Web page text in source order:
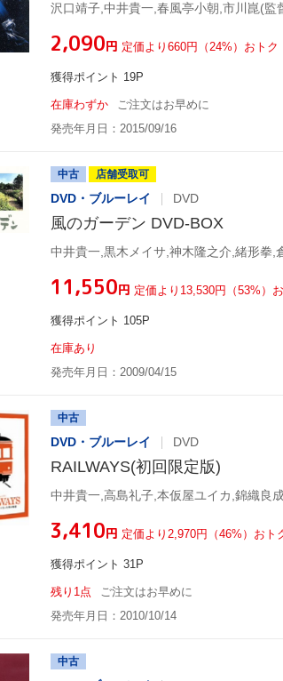
沢口靖子,中井貴一,春風亭小朝,市川崑(監
¥2,090円 定価より660円（24%）おトク
獲得ポイント 19P
在庫わずか
ご注文はお早めに
発売年月日：2015/09/16
中古 店舗受取可
DVD・ブルーレイ DVD
風のガーデン DVD-BOX
中井貴一,黒木メイサ,神木隆之介,緒形拳,
¥11,550円 定価より13,530円（53%）
獲得ポイント 105P
在庫あり
発売年月日：2009/04/15
中古
DVD・ブルーレイ DVD
RAILWAYS(初回限定版)
中井貴一,高島礼子,本仮屋ユイカ,錦織良
¥3,410円 定価より2,970円（46%）おト
獲得ポイント 31P
残り1点
ご注文はお早めに
発売年月日：2010/10/14
中古